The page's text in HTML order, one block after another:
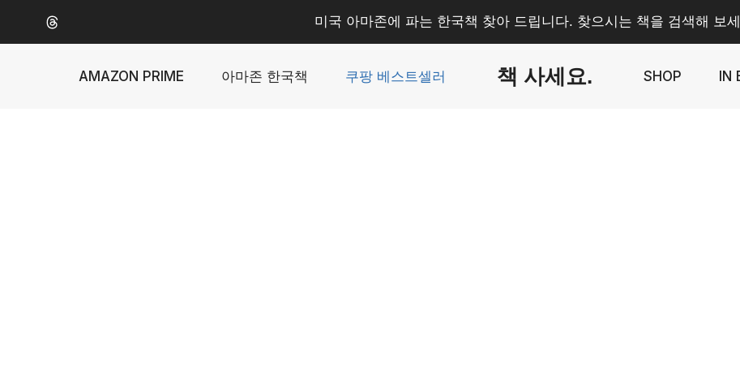
미국 아마존에 파는 한국책 찾아 드립니다. 찾으시는 책을 검색해 보
AMAZON PRIME 아마존 한국책 쿠팡 베스트셀러 책 사세요. SHOP IN